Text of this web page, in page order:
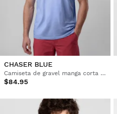
CHASER BLUE
Camiseta de gravel manga corta algodón hombre
$84.95